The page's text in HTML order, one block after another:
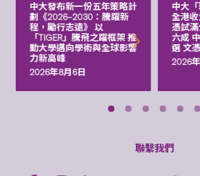
中大發布新一份五年策略計
劃《2026‒2030：騰躍新
程，勵行志遠》 以
「TIGER」騰飛之躍框架 推
動大學邁向學術與全球影響
力新高峰
2026年8月6日
中大
全港
憑試
六成
選 文
2026
聯繫我們